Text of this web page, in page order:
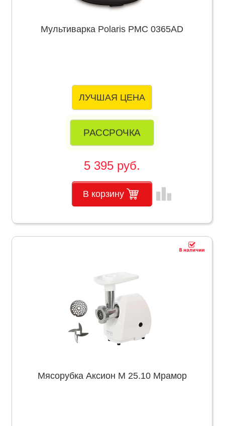
Мультиварка Polaris PMC 0365AD
ЛУЧШАЯ ЦЕНА
РАССРОЧКА
5 395 руб.
В корзину leaderboard
Мясорубка Аксион М 25.10 Мрамор